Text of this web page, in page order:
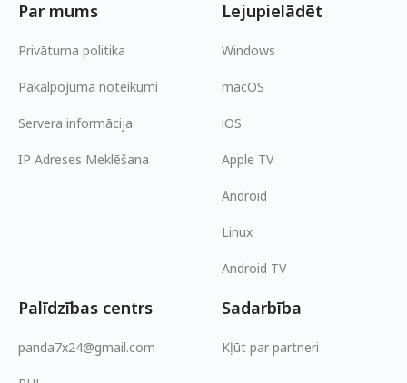
Par mums
Privātuma politika
Pakalpojuma noteikumi
Servera informācija
IP Adreses Meklēšana
Lejupielādēt
Windows
macOS
iOS
Apple TV
Android
Linux
Android TV
Palīdzības centrs
panda7x24@gmail.com
Sadarbība
Kļūt par partneri